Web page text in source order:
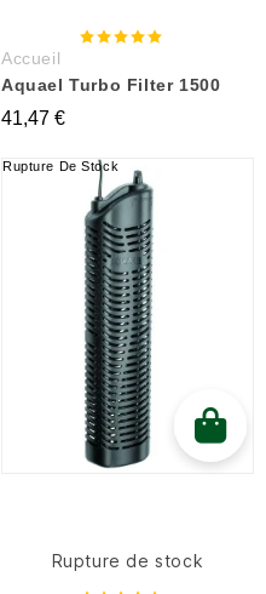
Accueil
Aquael Turbo Filter 1500
41,47 €
Rupture De Stock
Rupture de stock